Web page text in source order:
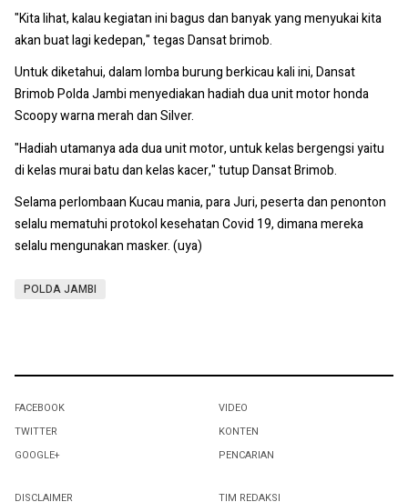
"Kita lihat, kalau kegiatan ini bagus dan banyak yang menyukai kita
akan buat lagi kedepan," tegas Dansat brimob.
Untuk diketahui, dalam lomba burung berkicau kali ini, Dansat
Brimob Polda Jambi menyediakan hadiah dua unit motor honda
Scoopy warna merah dan Silver.
"Hadiah utamanya ada dua unit motor, untuk kelas bergengsi yaitu
di kelas murai batu dan kelas kacer," tutup Dansat Brimob.
Selama perlombaan Kucau mania, para Juri, peserta dan penonton
selalu mematuhi protokol kesehatan Covid 19, dimana mereka
selalu mengunakan masker. (uya)
POLDA JAMBI
FACEBOOK
TWITTER
GOOGLE+
VIDEO
KONTEN
PENCARIAN
DISCLAIMER TIM REDAKSI